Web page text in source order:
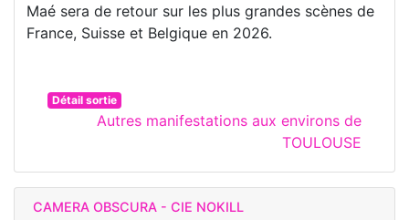
Maé sera de retour sur les plus grandes scènes de
France, Suisse et Belgique en 2026.
Détail sortie
Autres manifestations aux environs de
TOULOUSE
CAMERA OBSCURA - CIE NOKILL